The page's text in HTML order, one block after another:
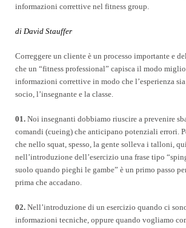
informazioni correttive nel fitness group.
di David Stauffer
Correggere un cliente è un processo importante e
che un “fitness professional” capisca il modo
informazioni correttive in modo che l’esperienza
socio, l’insegnante e la classe.
01. Noi insegnanti dobbiamo riuscire a prevenire
comandi (cueing) che anticipano potenziali errori.
che nello squat, spesso, la gente solleva i talloni,
nell’introduzione dell’esercizio una frase tipo
suolo quando pieghi le gambe” è un primo passo
prima che accadano.
02. Nell’introduzione di un esercizio quando ci
informazioni tecniche, oppure quando vogliamo